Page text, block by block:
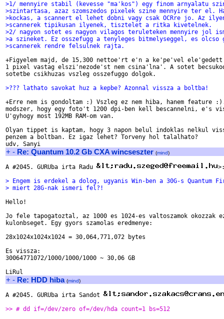
>1/ mennyire stabil (kevesse "ma'kos") egy finom arnyalatu
>szintartasa, azaz szomszedos pixelek szine mennyire ter el.
>kockas, a scannert el lehet dobni vagy csak OCRre jo. Az
>scannerek tipikusan ilyenek, tisztelet a ritka kivetelnek.
>2/ nagyon sotet es nagyon vilagos teruleteken mennyire jol
>a szineket. Ez osszefugg a tenyleges bitmelyseggel, es olcso
>scannerek rendre felsulnek rajta.
+Figyelem majd, de 15,300 nettoe'rt e'n a ke'pe'vel
1 pixel vastag elszi'nezode'st nem csina'lna'. A sotet
sotetbe csikhuzas vszleg osszefuggo dolgok.
>??? lathato savokat huz a kepbe? Azonnal vissza a boltba!
+Erre nem is gondoltam :) Vszleg ez nem hiba, hanem feature
modszer, hogy egy foto't 1200 dpi-ben kell bescannelni, e's
U'gyhogy most 192MB RAM-om van.
Olyan tippet is kaptam, hogy 3 napon belul indoklas nelkul
penzem a boltban. Ez igaz lehet? Torveny hol talalhato?
+ - Re: Quantum 10.2 Gb CXA wincseszter (mind)
A #2045. GURUba irta Radu
> Engem is erdekel a dolog, ugyanis Win-ben a 30G-s Quantum
> miert 28G-nak ismeri fel?!
Hello!
Jo fele tapogatoztal, az 1000 es 1024-es valtoszamok okozzak
kulonbseget. Egy gyors szamolas eredmenye:
28x1024x1024x1024 = 30,064,771,072 bytes
Es vissza:
30064771072/1000/1000/1000 ~ 30,06 GB
+ - Re: HDD hiba (mind)
A #2045. GURUba irta Sandot
>> # dd if=/dev/zero of=/dev/hda count=1 bs=512